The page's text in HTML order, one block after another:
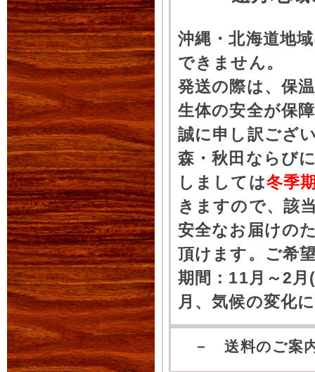
沖縄・北海道地
できません。
発送の際は、保
生体の安全が保
誠に申し訳ござ
森・秋田ならび
しましては冬季
きますので、該
安全なお届けの
頂けます。ご希
期間：11月～2
月、気候の変化
－ 送料のご案